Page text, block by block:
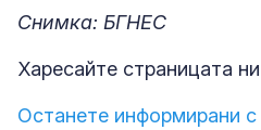
Снимка: БГНЕС
Харесайте страницата
Останете информирани